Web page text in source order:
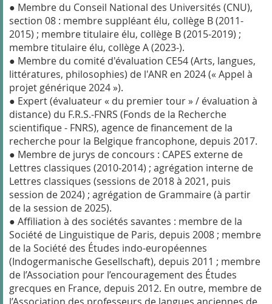
● Membre du Conseil National des Universités (CNU),
section 08 : membre suppléant élu, collège B (2011-
2015) ; membre titulaire élu, collège B (2015-2019) ;
membre titulaire élu, collège A (2023-).
● Membre du comité d'évaluation CE54 (Arts, langues,
littératures, philosophies) de l'ANR en 2024 (« Appel à
projet générique 2024 »).
● Expert (évaluateur « du premier tour » / évaluation à
distance) du F.R.S.-FNRS (Fonds de la Recherche
scientifique - FNRS), agence de financement de la
recherche pour la Belgique francophone, depuis 2017.
● Membre de jurys de concours : CAPES externe de
Lettres classiques (2010-2014) ; agrégation interne de
Lettres classiques (sessions de 2018 à 2021, puis
session de 2024) ; agrégation de Grammaire (à partir
de la session de 2025).
● Affiliation à des sociétés savantes : membre de la
Société de Linguistique de Paris, depuis 2008 ; membre
de la Société des Études indo-européennes
(Indogermanische Gesellschaft), depuis 2011 ; membre
de l’Association pour l’encouragement des Études
grecques en France, depuis 2012. En outre, membre de